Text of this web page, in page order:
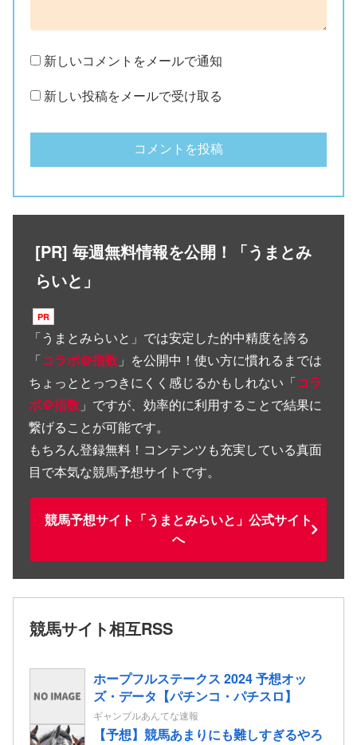
新しいコメントをメールで通知
新しい投稿をメールで受け取る
[PR] 毎週無料情報を公開！「うまとみ
らいと」
「うまとみらいと 」では安定した的中精度を誇る
「コラボ＠指数 」を公開中！使い方に慣れるまでは
ちょっととっつきにくく感じるかもしれない「コラ
ボ＠指数 」ですが、効率的に利用することで結果に
繋げることが可能です。
もちろん登録無料！コンテンツも充実している真面
目で本気な競馬予想サイトです。
競馬予想サイト「うまとみらいと」公式サイト
へ
競馬サイト相互RSS
ホープフルステークス 2024 予想オッ
ズ・データ【パチンコ・パチスロ】
ギャンブルあんてな速報
【予想】競馬あまりにも難しすぎるやろ